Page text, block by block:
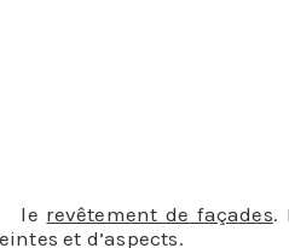
le revêtement de façades.
et d’aspects.